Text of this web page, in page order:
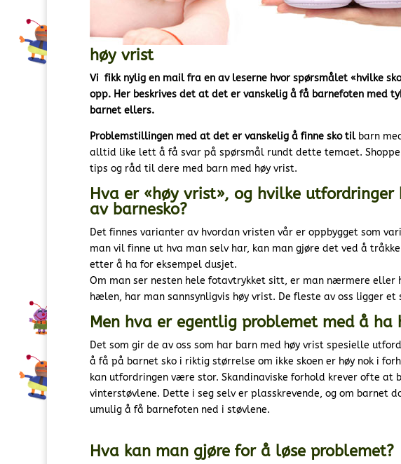
høy vrist
Vi fikk nylig en mail fra en av leserne hvor spørsmålet «hvilke
opp. Her beskrives det at det er vanskelig å få barnefoten med
barnet ellers.
Problemstillingen med at det er vanskelig å finne sko tilbarn
alltid like lett å få svar på spørsmål rundt dette temaet.
tips og råd til dere med barn med høy vrist.
Hva er «høy vrist», og hvilke
av barnesko?
Det finnes varianter av hvordan vristen vår er oppbygget som
man vil finne ut hva man selv har, kan man gjøre det ved å
etter å ha for eksempel dusjet.
Om man ser nesten hele fotavtrykket sitt, er man nærmere
hælen, har man sannsynligvis høy vrist. De fleste av oss ligger
Men hva er egentlig problemet med å ha
Det som gir de av oss som har barn med høy vrist spesielle
å få på barnet sko i riktig størrelse om ikke skoen er høy nok i
kan utfordringen være stor. Skandinaviske forhold krever ofte at
vinterstøvlene. Dette i seg selv er plasskrevende, og om
umulig å få barnefoten ned i støvlene.
Hva kan man gjøre for å løse problemet?